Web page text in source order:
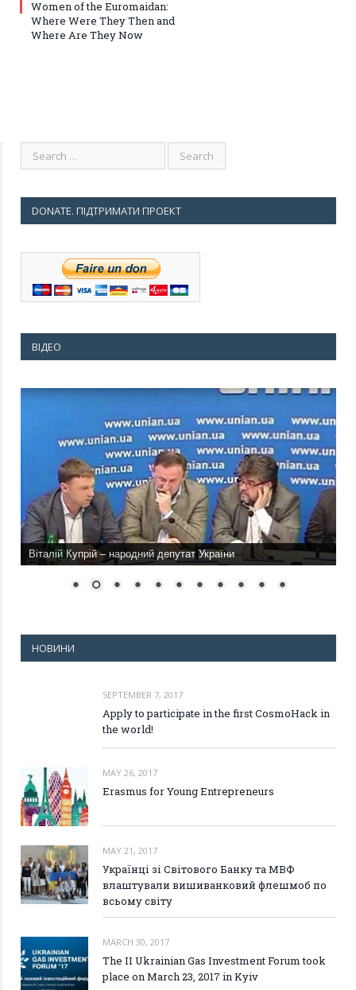
Women of the Euromaidan:
Where Were They Then and
Where Are They Now
DONATE. ПІДТРИМАТИ ПРОЕКТ
ВІДЕО
Віталій Купрій – народний депутат України
НОВИНИ
SEPTEMBER 7, 2017
Apply to participate in the first CosmoHack in
the world!
MAY 26, 2017
Erasmus for Young Entrepreneurs
MAY 21, 2017
Українці зі Світового Банку та МВФ
влаштували вишиванковий флешмоб по
всьому світу
MARCH 30, 2017
The II Ukrainian Gas Investment Forum took
place on March 23, 2017 in Kyiv